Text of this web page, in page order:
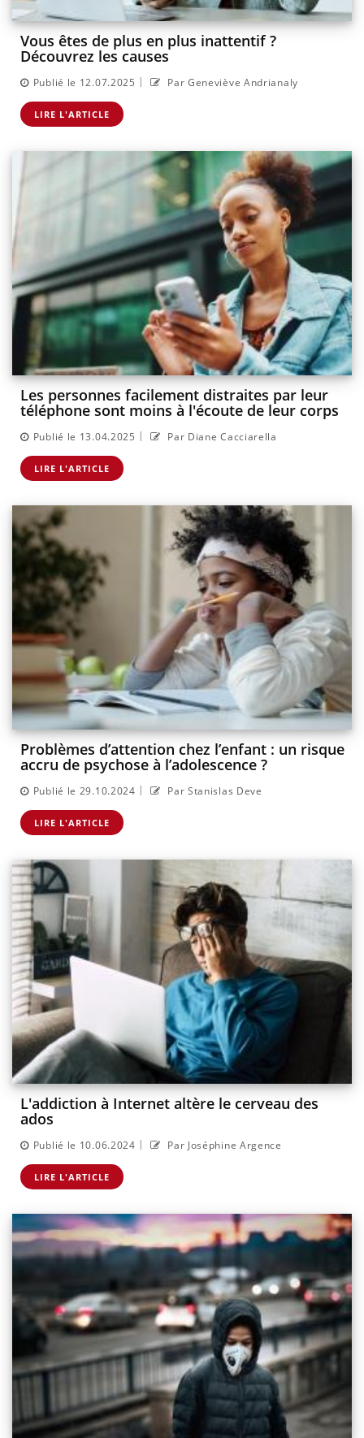
Vous êtes de plus en plus inattentif ?
Découvrez les causes
Publié le 12.07.2025 | Par Geneviève Andrianaly
LIRE L'ARTICLE
Les personnes facilement distraites par leur
téléphone sont moins à l'écoute de leur corps
Publié le 13.04.2025 | Par Diane Cacciarella
LIRE L'ARTICLE
Problèmes d’attention chez l’enfant : un risque
accru de psychose à l’adolescence ?
Publié le 29.10.2024 | Par Stanislas Deve
LIRE L'ARTICLE
L'addiction à Internet altère le cerveau des
ados
Publié le 10.06.2024 | Par Joséphine Argence
LIRE L'ARTICLE